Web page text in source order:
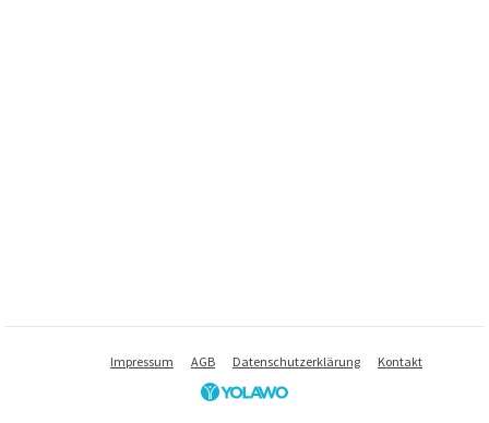
Impressum AGB Datenschutzerklärung Kontakt